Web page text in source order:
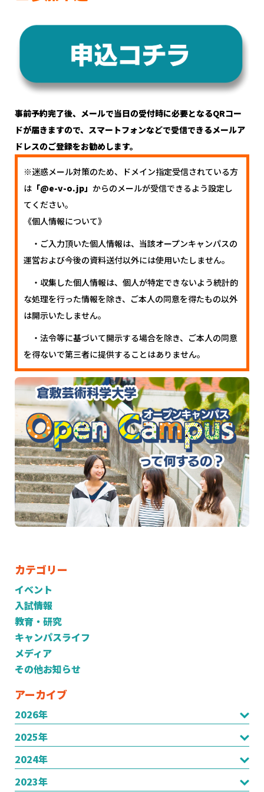
カテゴリー
イベント
入試情報
教育・研究
キャンパスライフ
メディア
その他お知らせ
アーカイブ
2026年
2025年
2024年
2023年
事前予約完了後、メールで当日の受付時に必要となるQRコー
ドが届きますので、スマートフォンなどで受信できるメールア
ドレスのご登録をお勧めします。
※迷惑メール対策のため、ドメイン指定受信されている方
は 「@e-v-o.jp」 からのメールが受信できるよう設定し
てください。
《個人情報について》
・ご入力頂いた個人情報は、当該オープンキャンパスの
運営および今後の資料送付以外には使用いたしません。
・収集した個人情報は、個人が特定できないよう統計的
な処理を行った情報を除き、ご本人の同意を得たもの以外
は開示いたしません。
・法令等に基づいて開示する場合を除き、ご本人の同意
を得ないで第三者に提供することはありません。